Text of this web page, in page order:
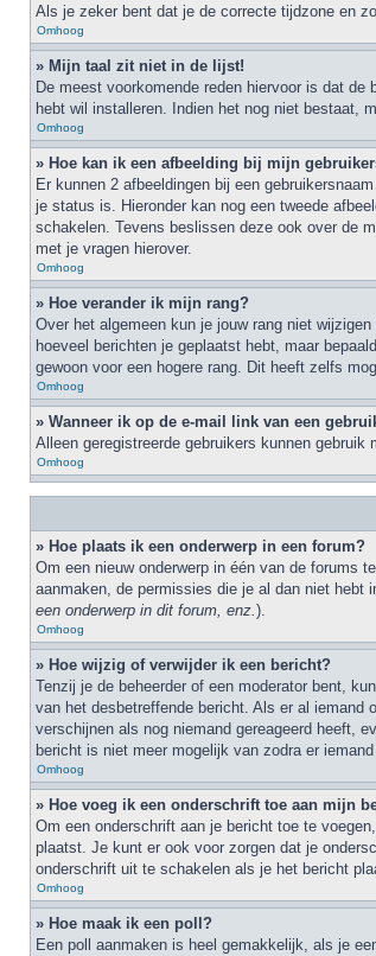
Als je zeker bent dat je de correcte tijdzone en
Omhoog
» Mijn taal zit niet in de lijst!
De meest voorkomende reden hiervoor is dat
hebt wil installeren. Indien het nog niet bestaat,
Omhoog
» Hoe kan ik een afbeelding bij mijn
Er kunnen 2 afbeeldingen bij een
je status is. Hieronder kan nog een tweede
schakelen. Tevens beslissen deze ook over de
met je vragen hierover.
Omhoog
» Hoe verander ik mijn rang?
Over het algemeen kun je jouw rang niet
hoeveel berichten je geplaatst hebt, maar
gewoon voor een hogere rang. Dit heeft zelfs
Omhoog
» Wanneer ik op de e-mail link van een
Alleen geregistreerde gebruikers kunnen
Omhoog
» Hoe plaats ik een onderwerp in een forum?
Om een nieuw onderwerp in één van de forums
aanmaken, de permissies die je al dan niet hebt
een onderwerp in dit forum, enz.).
Omhoog
» Hoe wijzig of verwijder ik een bericht?
Tenzij je de beheerder of een moderator bent,
van het desbetreffende bericht. Als er al iemand
verschijnen als nog niemand gereageerd heeft,
bericht is niet meer mogelijk van zodra er
Omhoog
» Hoe voeg ik een onderschrift toe aan mijn
Om een onderschrift aan je bericht toe te
plaatst. Je kunt er ook voor zorgen dat je
onderschrift uit te schakelen als je het bericht
Omhoog
» Hoe maak ik een poll?
Een poll aanmaken is heel gemakkelijk, als je